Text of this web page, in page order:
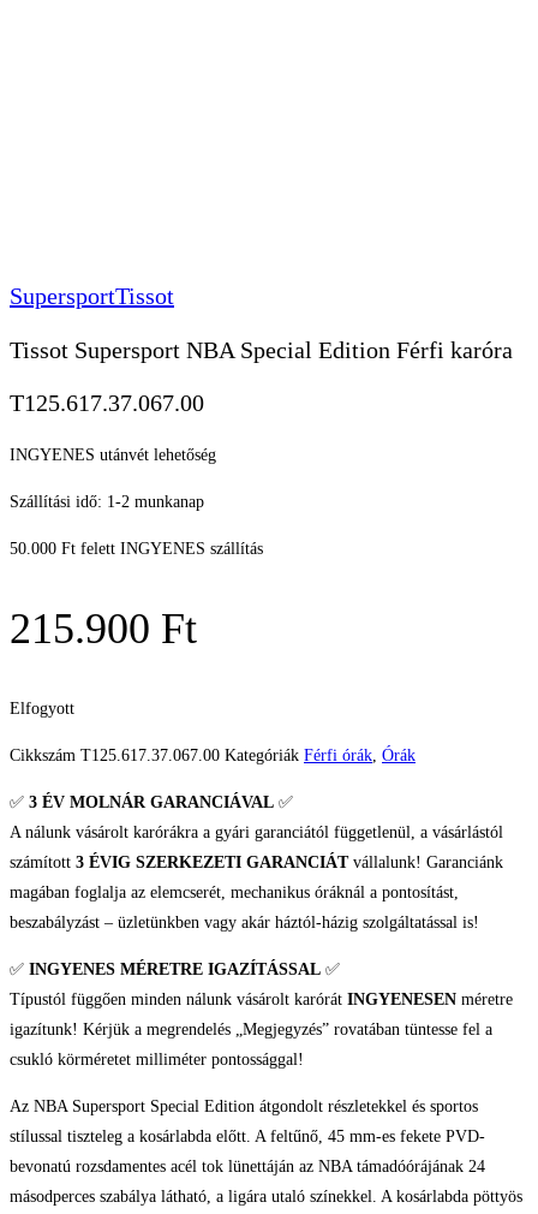
SupersportTissot
Tissot Supersport NBA Special Edition Férfi karóra
T125.617.37.067.00
INGYENES utánvét lehetőség
Szállítási idő: 1-2 munkanap
50.000 Ft felett INGYENES szállítás
215.900 Ft
Elfogyott
Cikkszám T125.617.37.067.00 Kategóriák Férfi órák, Órák
✅ 3 ÉV MOLNÁR GARANCIÁVAL ✅
A nálunk vásárolt karórákra a gyári garanciától függetlenül, a vásárlástól
számított 3 ÉVIG SZERKEZETI GARANCIÁTvállalunk! Garanciánk
magában foglalja az elemcserét, mechanikus óráknál a pontosítást,
beszabályzást – üzletünkben vagy akár háztól-házig szolgáltatással is!
✅ INGYENES MÉRETRE IGAZÍTÁSSAL ✅
Típustól függően minden nálunk vásárolt karórát INGYENESEN méretre
igazítunk! Kérjük a megrendelés „Megjegyzés” rovatában tüntesse fel a
csukló körméretet milliméter pontossággal!
Az NBA Supersport Special Edition átgondolt részletekkel és sportos
stílussal tiszteleg a kosárlabda előtt. A feltűnő, 45 mm-es fekete PVD-
bevonatú rozsdamentes acél tok lünettáján az NBA támadóórájának 24
másodperces szabálya látható, a ligára utaló színekkel. A kosárlabda pöttyös